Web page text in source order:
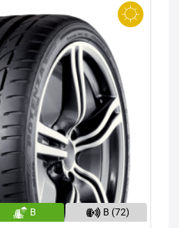
B B (72)